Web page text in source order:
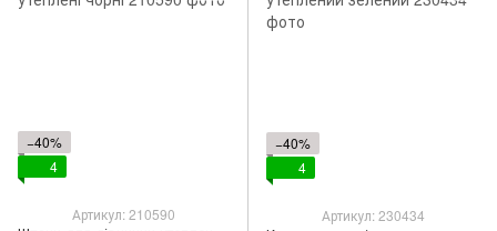
−40%
4
Артикул: 210590
−40%
4
Артикул: 230434